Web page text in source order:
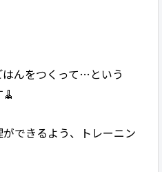
んをつくって…という
できるよう、トレーニン